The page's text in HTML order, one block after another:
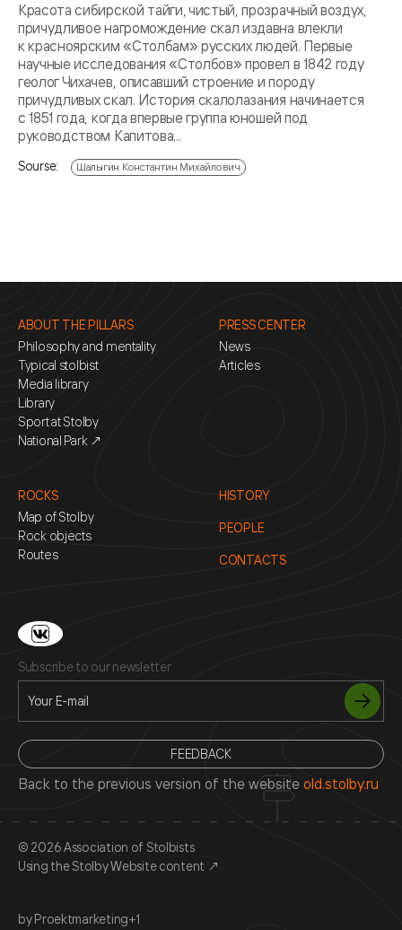
Красота сибирской тайги, чистый, прозрачный воздух,
причудливое нагромождение скал издавна влекли
к красноярским «Столбам» русских людей. Первые
научные исследования «Столбов» провел в 1842 году
геолог Чихачев, описавший строение и породу
причудливых скал. История скалолазания начинается
с 1851 года, когда впервые группа юношей под
руководством Капитова...
Sourse: Шалыгин Константин Михайлович
ABOUT THE PILLARS
Philosophy and mentality
Typical stolbist
Media library
Library
Sport at Stolby
National Park ↗
PRESS CENTER
News
Articles
ROCKS
Map of Stolby
Rock objects
Routes
HISTORY
PEOPLE
CONTACTS
Subscribe to our newsletter
FEEDBACK
Back to the previous version of the website old.stolby.ru
© 2026 Association of Stolbists
Using the Stolby Website content ↗
by Proektmarketing+1